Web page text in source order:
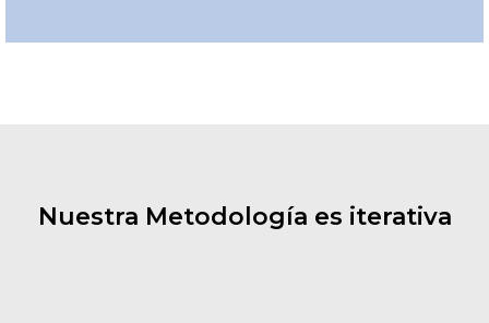
Nuestra Metodología es iterativa